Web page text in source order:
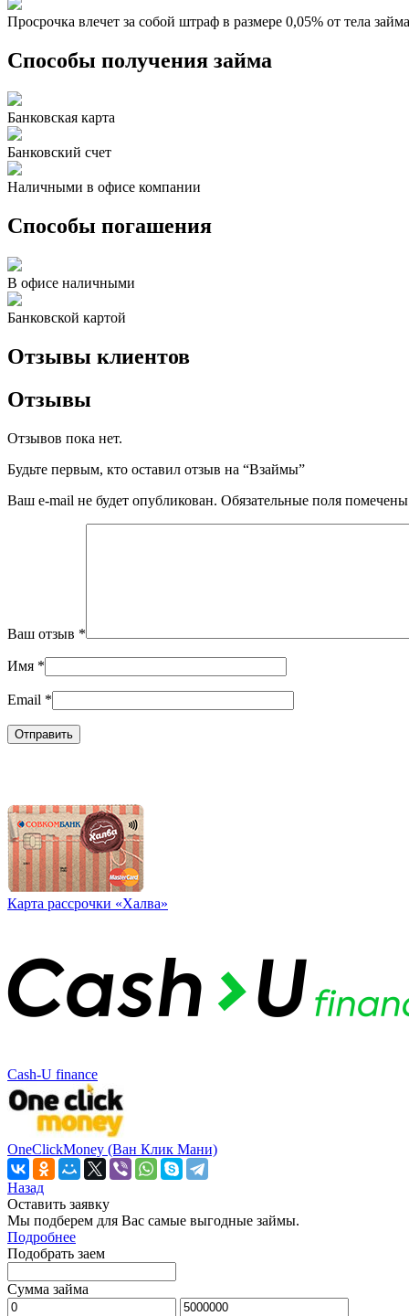
Просрочка влечет за собой штраф в размере 0,05% от тела
Способы получения займа
Банковская карта
Банковский счет
Наличными в офисе компании
Способы погашения
В офисе наличными
Банковской картой
Отзывы клиентов
Отзывы
Отзывов пока нет.
Будьте первым, кто оставил отзыв на “Взаймы”
Ваш e-mail не будет опубликован. Обязательные поля
Ваш отзыв *
Имя *
Email *
Карта рассрочки «Халва»
Cash-U finance
OneClickMoney (Ван Клик Мани)
Назад
Оставить заявку
Мы подберем для Вас самые выгодные займы.
Подробнее
Подобрать заем
Сумма займа